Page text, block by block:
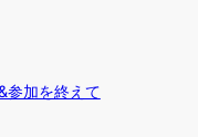
参加を終えて